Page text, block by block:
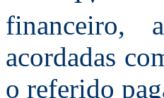
financeiro,
acordadas
o referido